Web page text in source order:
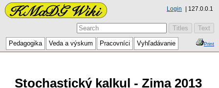
Login 127.0.0.1
Pedagogika Veda a výskum Pracovníci Vyhľadávanie Print
Stochastický kalkul - Zima 2013